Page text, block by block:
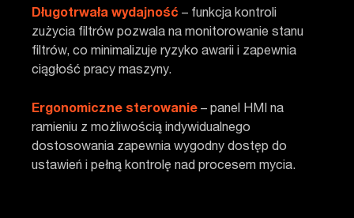
Długotrwała wydajność – funkcja kontroli
zużycia filtrów pozwala na monitorowanie stanu
filtrów, co minimalizuje ryzyko awarii i zapewnia
ciągłość pracy maszyny.
Ergonomiczne sterowanie – panel HMI na
ramieniu z możliwością indywidualnego
dostosowania zapewnia wygodny dostęp do
ustawień i pełną kontrolę nad procesem mycia.